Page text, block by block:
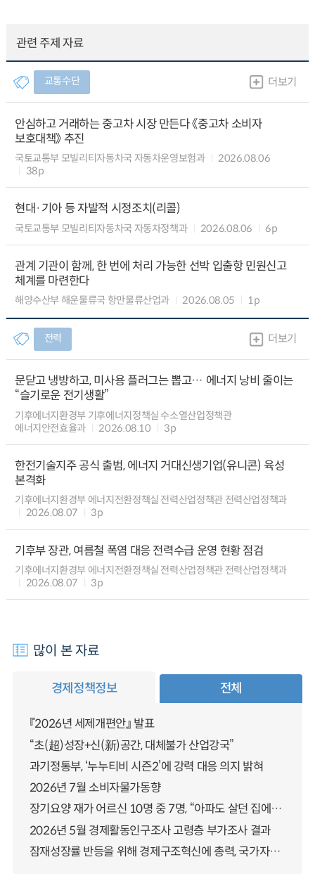
관련 주제 자료
교통수단 더보기
안심하고 거래하는 중고차 시장 만든다 《중고차 소비자
보호대책》 추진
국토교통부 모빌리티자동차국 자동차운영보험과
2026.08.06
38p
현대·기아 등 자발적 시정조치(리콜)
국토교통부 모빌리티자동차국 자동차정책과 2026.08.06 6p
관계 기관이 함께, 한 번에 처리 가능한 선박 입출항 민원신고
체계를 마련한다
해양수산부 해운물류국 항만물류산업과 2026.08.05 1p
전력 더보기
문닫고 냉방하고, 미사용 플러그는 뽑고… 에너지 낭비 줄이는
“슬기로운 전기생활”
기후에너지환경부 기후에너지정책실 수소열산업정책관
에너지안전효율과
2026.08.10 3p
한전기술지주 공식 출범, 에너지 거대신생기업(유니콘) 육성
본격화
기후에너지환경부 에너지전환정책실 전력산업정책관 전력산업정책과
2026.08.07
3p
기후부 장관, 여름철 폭염 대응 전력수급 운영 현황 점검
기후에너지환경부 에너지전환정책실 전력산업정책관 전력산업정책과
2026.08.07
3p
많이 본 자료
경제정책정보 전체
『2026년 세제개편안』 발표
“초(超)성장+신(新)공간, 대체불가 산업강국”
과기정통부, ‘누누티비 시즌2’에 강력 대응 의지 밝혀
2026년 7월 소비자물가동향
장기요양 재가 어르신 10명 중 7명, “아파도 살던 집에서 살겠다” 「2025년 장기요양실태조사」 결과 발표
2026년 5월 경제활동인구조사 고령층 부가조사 결과
잠재성장률 반등을 위해 경제구조혁신에 총력, 국가자산 관리체계 대전환